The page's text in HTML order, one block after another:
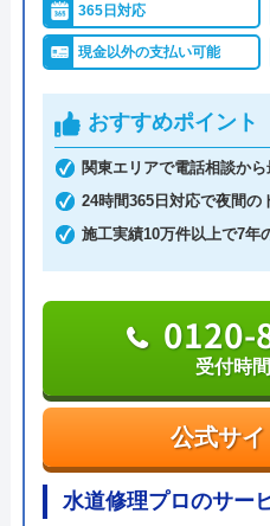
りと修理を行なってくれ
明瞭会計であるため、工
5,800円～から対応してく
支払い方法は現金以外に
ード・コンビニ決済から
でも安心です。
出張費・見積もり料も無
受け付けているので、気
いかがでしょうか。
公式サイ
0120-
受付時
365日対応
現金以外の支払い可能
おすすめポイント
関東エリアで電話相談か
24時間365日対応で夜間の
施工実績10万件以上で7年
公式サ
0120-
受付時
水道修理プロのサー